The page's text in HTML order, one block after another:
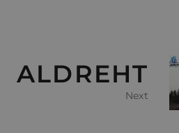
ALDREHT
Next